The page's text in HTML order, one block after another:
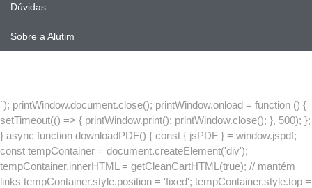
Dúvidas
Sobre a Alutim
`); printWindow.document.close(); printWindow.onload = function () {
setTimeout(() => { printWindow.print(); printWindow.close(); }, 500); };
} async function downloadPDF() { const { jsPDF } = window.jspdf;
const tempContainer = document.createElement('div');
tempContainer.innerHTML = getCleanCartHTML(true); // mantém
links tempContainer.style.position = 'fixed'; tempContainer.style.top =